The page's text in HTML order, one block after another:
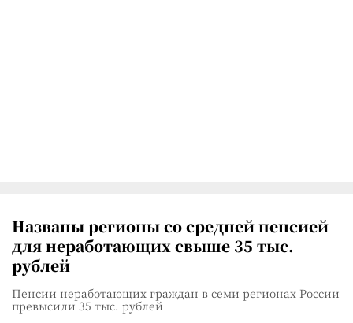
Названы регионы со средней пенсией
для неработающих свыше 35 тыс.
рублей
Пенсии неработающих граждан в семи регионах России
превысили 35 тыс. рублей